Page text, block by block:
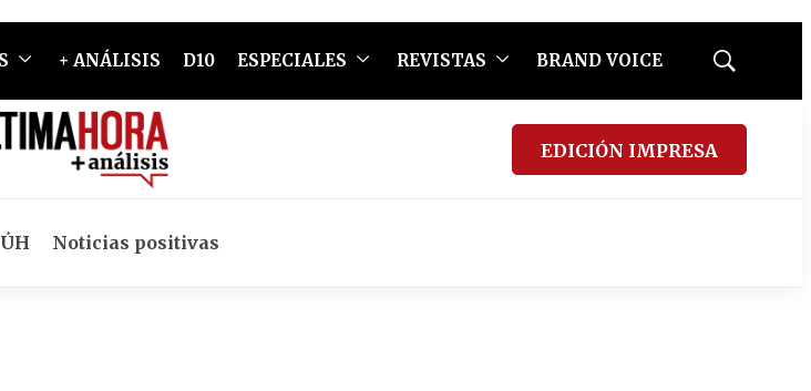
+ ANÁLISIS D10 ESPECIALES REVISTAS BRAND VOICE
Mostrar
EDICIÓN IMPRESA
Noticias positivas